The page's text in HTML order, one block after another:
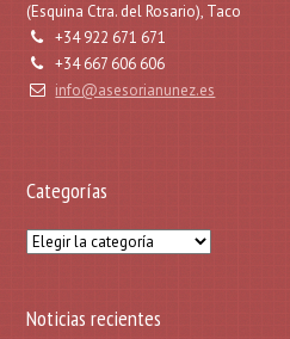
(Esquina Ctra. del Rosario), Taco
+34 922 671 671
+34 667 606 606
info@asesorianunez.es
Categorías
Categorías
Noticias recientes